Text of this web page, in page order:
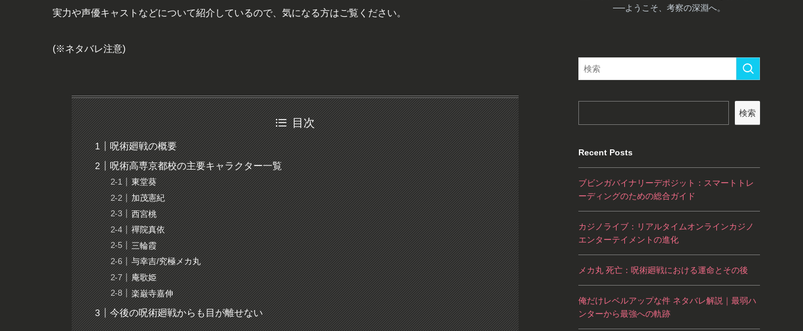
実力や声優キャストなどについて紹介しているので、気になる方はご覧ください。
(※ネタバレ注意)
目次
呪術廻戦の概要
呪術高専京都校の主要キャラクター一覧
東堂葵
加茂憲紀
西宮桃
禪院真依
三輪霞
与幸吉/究極メカ丸
庵歌姫
楽巌寺嘉伸
今後の呪術廻戦からも目が離せない
──ようこそ、考察の深淵へ。
検索
Recent Posts
ブビンガバイナリーデポジット：スマートトレ
ーディングのための総合ガイド
カジノライブ：リアルタイムオンラインカジノ
エンターテイメントの進化
メカ丸 死亡：呪術廻戦における運命とその後
俺だけレベルアップな件 ネタバレ解説｜最弱ハ
ンターから最強への軌跡